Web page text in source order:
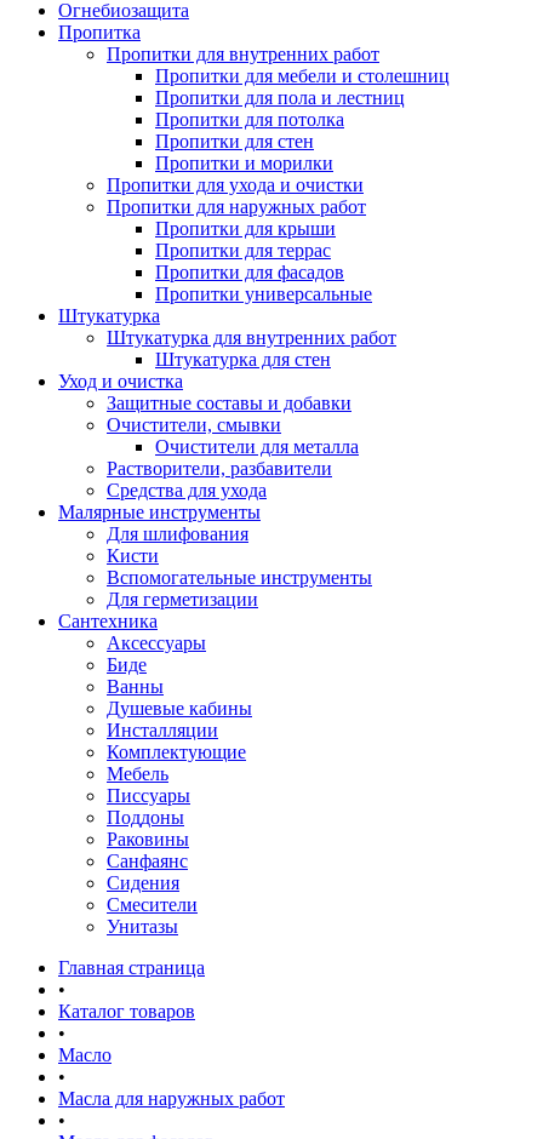
Огнебиозащита
Пропитка
Пропитки для внутренних работ
Пропитки для мебели и столешниц
Пропитки для пола и лестниц
Пропитки для потолка
Пропитки для стен
Пропитки и морилки
Пропитки для ухода и очистки
Пропитки для наружных работ
Пропитки для крыши
Пропитки для террас
Пропитки для фасадов
Пропитки универсальные
Штукатурка
Штукатурка для внутренних работ
Штукатурка для стен
Уход и очистка
Защитные составы и добавки
Очистители, смывки
Очистители для металла
Растворители, разбавители
Средства для ухода
Малярные инструменты
Для шлифования
Кисти
Вспомогательные инструменты
Для герметизации
Сантехника
Аксессуары
Биде
Ванны
Душевые кабины
Инсталляции
Комплектующие
Мебель
Писсуары
Поддоны
Раковины
Санфаянс
Сидения
Смесители
Унитазы
Главная страница
•
Каталог товаров
•
Масло
•
Масла для наружных работ
•